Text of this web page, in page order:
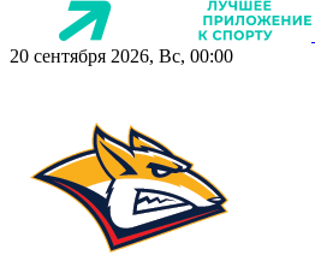
20 сентября 2026, Вс, 00:00